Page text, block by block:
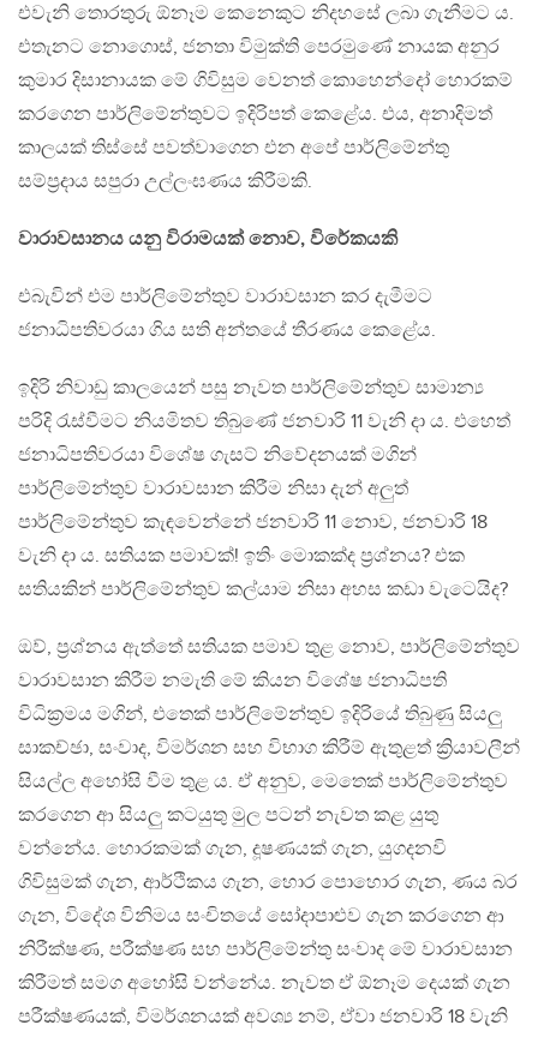
එවැනි තොරතුරු ඕනෑම කෙනෙකුට නිදහසේ ලබා ගැනීමට ය.
එතැනට නොගොස්, ජනතා විමුක්ති පෙරමුණේ නායක අනුර
කුමාර දිසානායක මේ ගිවිසුම වෙනත් කොහෙන්දෝ හොරකම්
කරගෙන පාර්ලිමේන්තුවට ඉදිරිපත් කෙළේය. එය, අනාදිමත්
කාලයක් තිස්සේ පවත්වාගෙන එන අපේ පාර්ලිමේන්තු
සම්ප්‍රදාය සපුරා උල්ලංඝණය කිරීමකි.
වාරාවසානය යනු විරාමයක් නොව, විරේකයකි
එබැවින් එම පාර්ලිමේන්තුව වාරාවසාන කර දැමීමට
ජනාධිපතිවරයා ගිය සති අන්තයේ තීරණය කෙළේය.
ඉදිරි නිවාඩු කාලයෙන් පසු නැවත පාර්ලිමේන්තුව සාමාන්‍ය
පරිදි රැස්වීමට නියමිතව තිබුණේ ජනවාරි 11 වැනි දා ය. එහෙත්
ජනාධිපතිවරයා විශේෂ ගැසට් නිවේදනයක් මගින්
පාර්ලිමේන්තුව වාරාවසාන කිරීම නිසා දැන් අලුත්
පාර්ලිමේන්තුව කැඳවෙන්නේ ජනවාරි 11 නොව, ජනවාරි 18
වැනි දා ය. සතියක පමාවක්! ඉතිං මොකක්ද ප්‍රශ්නය? එක
සතියකින් පාර්ලිමේන්තුව කල්යාම නිසා අහස කඩා වැටෙයිද?
ඔව්, ප්‍රශ්නය ඇත්තේ සතියක පමාව තුළ නොව, පාර්ලිමේන්තුව
වාරාවසාන කිරීම නමැති මේ කියන විශේෂ ජනාධිපති
විධික්‍රමය මගින්, එතෙක් පාර්ලිමේන්තුව ඉදිරියේ තිබුණු සියලු
සාකච්ඡා, සංවාද, විමර්ශන සහ විභාග කිරීම් ඇතුළත් ක්‍රියාවලීන්
සියල්ල අහෝසි වීම තුළ ය. ඒ අනුව, මෙතෙක් පාර්ලිමේන්තුව
කරගෙන ආ සියලු කටයුතු මුල පටන් නැවත කළ යුතු
වන්නේය. හොරකමක් ගැන, දූෂණයක් ගැන, යුගදනවි
ගිවිසුමක් ගැන, ආර්ථිකය ගැන, හොර පොහොර ගැන, ණය බර
ගැන, විදේශ විනිමය සංචිතයේ සෝදාපාළුව ගැන කරගෙන ආ
නිරීක්ෂණ, පරීක්ෂණ සහ පාර්ලිමේන්තු සංවාද මේ වාරාවසාන
කිරීමත් සමග අහෝසි වන්නේය. නැවත ඒ ඕනෑම දෙයක් ගැන
පරීක්ෂණයක්, විමර්ශනයක් අවශ්‍ය නම්, ඒවා ජනවාරි 18 වැනි